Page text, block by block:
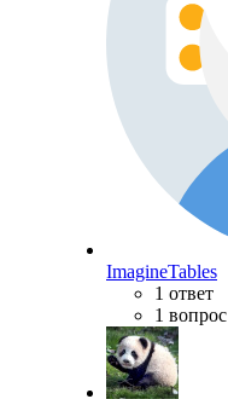
ImagineTables
1 ответ
1 вопрос